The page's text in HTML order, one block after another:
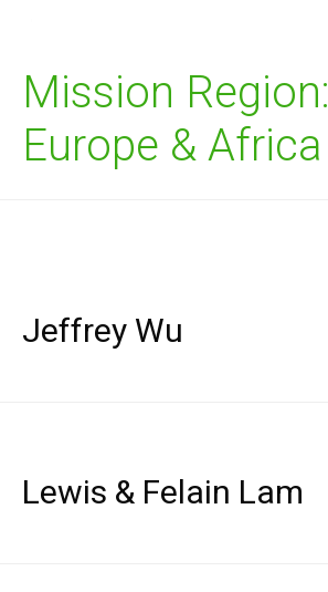
Mission Region:
Europe & Africa
Jeffrey Wu
Lewis & Felain Lam